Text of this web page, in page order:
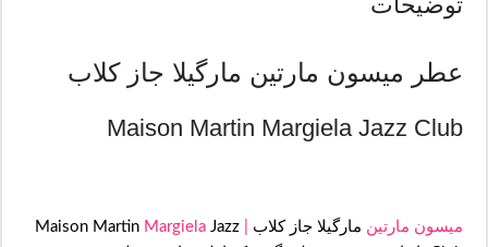
عطر میسون مارتین مارگیلا جاز کلاب
Maison Martin Margiela Jazz Club
میسون مارتین مارگیلا جاز کلاب Margiela Jazz